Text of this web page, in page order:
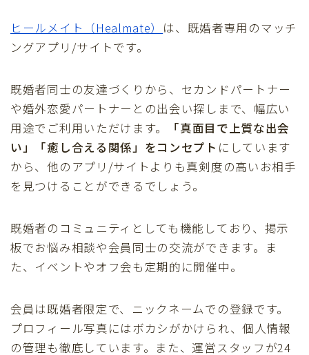
ヒールメイト（Healmate） は、既婚者専用のマッチ
ングアプリ/サイトです。
既婚者同士の友達づくりから、セカンドパートナー
や婚外恋愛パートナーとの出会い探しまで、幅広い
用途でご利用いただけます。
「真面目で上質な出会
い」「癒し合える関係」をコンセプト にしています
から、他のアプリ/サイトよりも真剣度の高いお相手
を見つけることができるでしょう。
既婚者のコミュニティとしても機能しており、掲示
板でお悩み相談や会員同士の交流ができます。ま
た、イベントやオフ会も定期的に開催中。
会員は既婚者限定で、ニックネームでの登録です。
プロフィール写真にはボカシがかけられ、個人情報
の管理も徹底しています。また、運営スタッフが24